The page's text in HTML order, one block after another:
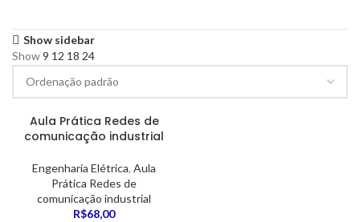
Show sidebar
Show9 12 18 24
Aula Prática Redes de
comunicação industrial
Engenharia Elétrica, Aula
Prática Redes de
comunicação industrial
R$68,00